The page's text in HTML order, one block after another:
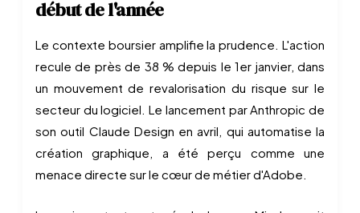
début de l'année
Le contexte boursier amplifie la prudence. L'action
recule de près de 38 % depuis le 1er janvier, dans
un mouvement de revalorisation du risque sur le
secteur du logiciel. Le lancement par Anthropic de
son outil Claude Design en avril, qui automatise la
création graphique, a été perçu comme une
menace directe sur le cœur de métier d'Adobe.